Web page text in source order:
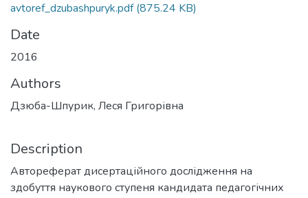
avtoref_dzubashpuryk.pdf(875.24 KB)
Date
2016
Authors
Дзюба-Шпурик, Леся Григорівна
Description
Автореферат дисертаційного дослідження на
здобуття наукового ступеня кандидата педагогічних